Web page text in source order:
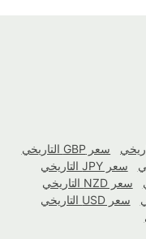
سعر GBP التاريخي
سعر JPY التاريخي
سعر NZD التاريخي
سعر USD التاريخي